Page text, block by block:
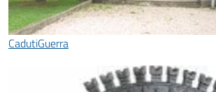
CadutiGuerra